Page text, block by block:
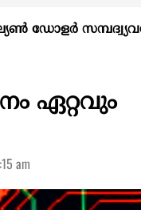
ഡോളര്‍
ഏറ്റവും
am